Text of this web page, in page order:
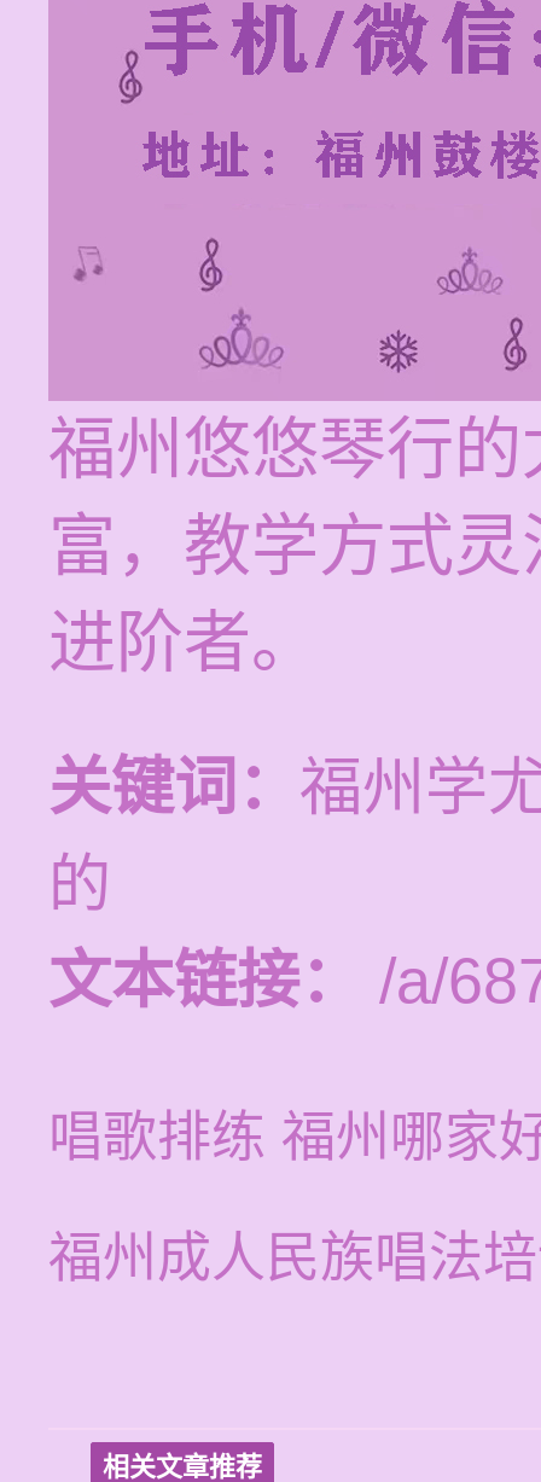
福州悠悠琴行
富，教学方式
进阶者。
关键词： 福州学
的
文本链接：
/a/
唱歌排练 福州哪家
福州成人民族唱法
相关文章推荐